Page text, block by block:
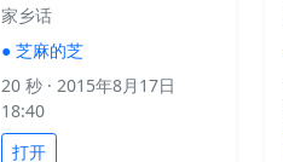
家乡话
● 芝麻的芝
20 秒 · 2015年8月17日
18:40
打开